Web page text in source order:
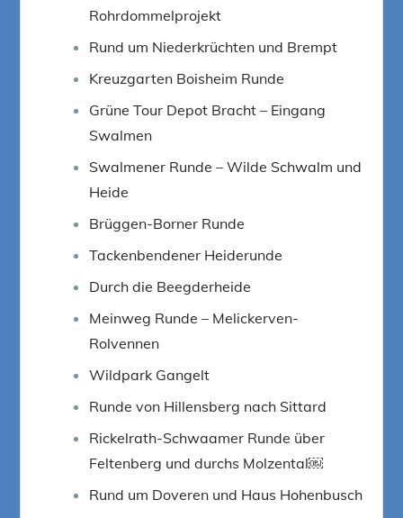
Rohrdommelprojekt
Rund um Niederkrüchten und Brempt
Kreuzgarten Boisheim Runde
Grüne Tour Depot Bracht – Eingang
Swalmen
Swalmener Runde – Wilde Schwalm und
Heide
Brüggen-Borner Runde
Tackenbendener Heiderunde
Durch die Beegderheide
Meinweg Runde – Melickerven-
Rolvennen
Wildpark Gangelt
Runde von Hillensberg nach Sittard
Rickelrath-Schwaamer Runde über
Feltenberg und durchs Molzental￼
Rund um Doveren und Haus Hohenbusch